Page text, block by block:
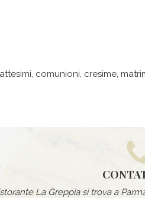
comunioni, cresime,
La Greppia si trova a